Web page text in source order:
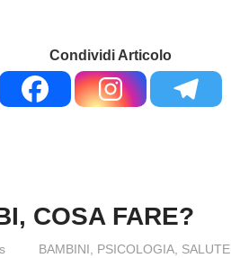
Condividi Articolo
COSA FARE?
BAMBINI, PSICOLOGIA, SALUTE